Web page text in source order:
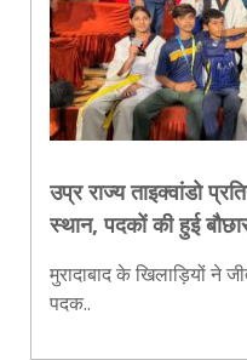
उप्र राज्य ताइक्वांडो
स्थान, पदकों की हुई
मुरादाबाद के खिलाड़ियों ने
पदक..